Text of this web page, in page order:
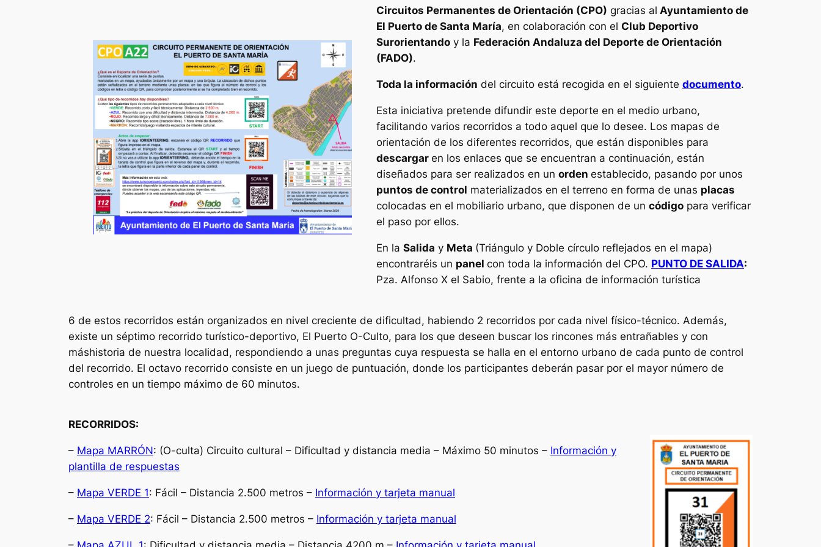
Circuitos Permanentes de Orientación (CPO) gracias al Ayuntamiento de
El Puerto de Santa María, en colaboración con el Club Deportivo
Surorientando y la Federación Andaluza del Deporte de Orientación
(FADO).
Toda la información del circuito está recogida en el siguiente documento.
Esta iniciativa pretende difundir este deporte en el medio urbano,
facilitando varios recorridos a todo aquel que lo desee. Los mapas de
orientación de los diferentes recorridos, que están disponibles para
descargar en los enlaces que se encuentran a continuación, están
diseñados para ser realizados en un orden establecido, pasando por unos
puntos de control materializados en el terreno en forma de unas placas
colocadas en el mobiliario urbano, que disponen de un código para verificar
el paso por ellos.
En la Salida y Meta (Triángulo y Doble círculo reflejados en el mapa)
encontraréis un panel con toda la información del CPO. PUNTO DE SALIDA:
Pza. Alfonso X el Sabio, frente a la oficina de información turística
6 de estos recorridos están organizados en nivel creciente de dificultad, habiendo 2 recorridos por cada nivel físico-técnico. Además,
existe un séptimo recorrido turístico-deportivo, El Puerto O-Culto, para los que deseen buscar los rincones más entrañables y con
máshistoria de nuestra localidad, respondiendo a unas preguntas cuya respuesta se halla en el entorno urbano de cada punto de control
del recorrido. El octavo recorrido consiste en un juego de puntuación, donde los participantes deberán pasar por el mayor número de
controles en un tiempo máximo de 60 minutos.
RECORRIDOS:
– Mapa MARRÓN: (O-culta) Circuito cultural – Dificultad y distancia media – Máximo 50 minutos – Información y
plantilla de respuestas
– Mapa VERDE 1: Fácil – Distancia 2.500 metros – Información y tarjeta manual
– Mapa VERDE 2: Fácil – Distancia 2.500 metros – Información y tarjeta manual